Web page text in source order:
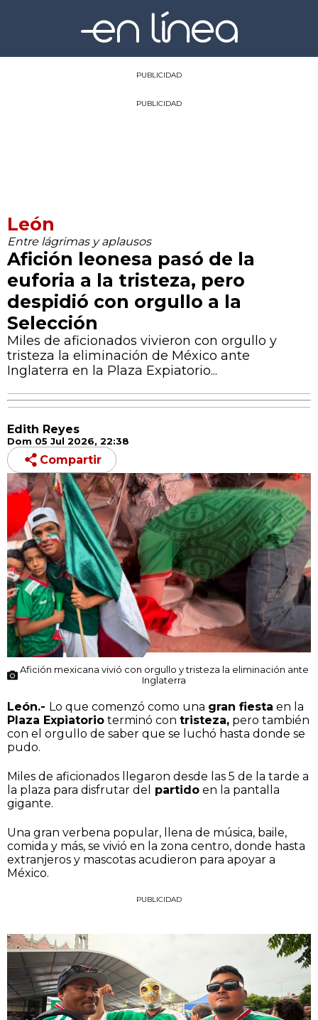
PUBLICIDAD
PUBLICIDAD
León
Entre lágrimas y aplausos
Afición leonesa pasó de la
euforia a la tristeza, pero
despidió con orgullo a la
Selección
Miles de aficionados vivieron con orgullo y
tristeza la eliminación de México ante
Inglaterra en la Plaza Expiatorio...
Edith Reyes
Dom 05 Jul 2026, 22:38
Compartir
Afición mexicana vivió con orgullo y tristeza la eliminación ante
Inglaterra
León.- Lo que comenzó como una gran fiesta en la
Plaza Expiatorio terminó con tristeza, pero también
con el orgullo de saber que se luchó hasta donde se
pudo.
Miles de aficionados llegaron desde las 5 de la tarde a
la plaza para disfrutar del
partido en la pantalla
gigante.
Una gran verbena popular, llena de música, baile,
comida y más, se vivió en la zona centro, donde hasta
extranjeros y mascotas acudieron para apoyar a
México.
PUBLICIDAD